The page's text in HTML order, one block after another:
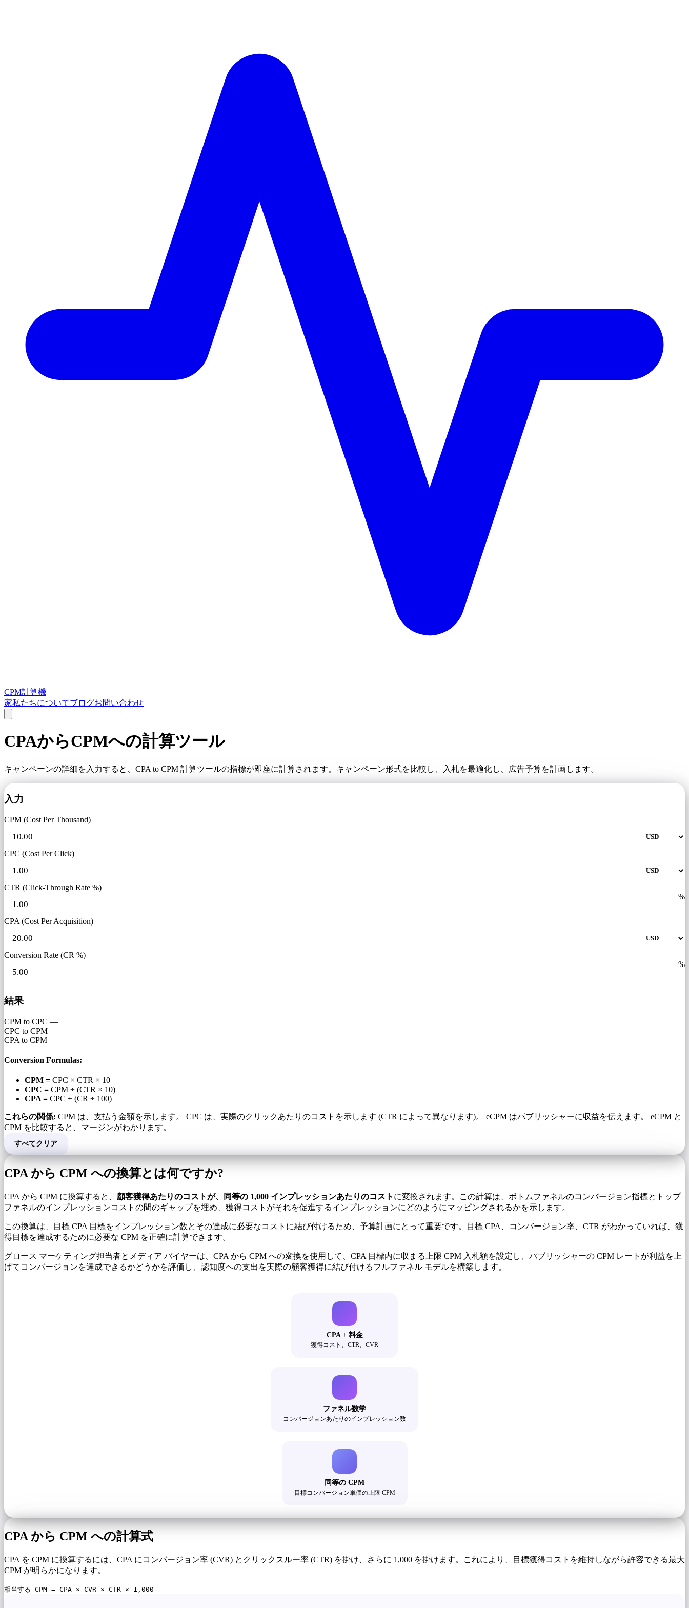
CPM計算機
家私たちについてブログお問い合わせ
CPAからCPMへの計算ツール
キャンペーンの詳細を入力すると、CPA to CPM 計算ツールの指標が即座に計算されます。キャンペーン形式を比較し、入札を最適化し、広告予算を計画します。
入力
CPM (Cost Per Thousand)
CPC (Cost Per Click)
CTR (Click-Through Rate %)
%
CPA (Cost Per Acquisition)
Conversion Rate (CR %)
%
結果
CPM to CPC —
CPC to CPM —
CPA to CPM —
Conversion Formulas:
CPM = CPC × CTR × 10
CPC = CPM ÷ (CTR × 10)
CPA = CPC ÷ (CR ÷ 100)
これらの関係: CPM は、支払う金額を示します。 CPC は、実際のクリックあたりのコストを示します (CTR によって異なります)。 eCPM はパブリッシャーに収益を伝えます。 eCPM と
CPM を比較すると、マージンがわかります。
すべてクリア
CPA から CPM への換算とは何ですか?
CPA から CPM に換算すると、 顧客獲得あたりのコストが、同等の 1,000 インプレッションあたりのコスト に変換されます。この計算は、ボトムファネルのコンバージョン指標とトップ
ファネルのインプレッションコストの間のギャップを埋め、獲得コストがそれを促進するインプレッションにどのようにマッピングされるかを示します。
この換算は、目標 CPA 目標をインプレッション数とその達成に必要なコストに結び付けるため、予算計画にとって重要です。目標 CPA、コンバージョン率、CTR がわかっていれば、獲
得目標を達成するために必要な CPM を正確に計算できます。
グロース マーケティング担当者とメディア バイヤーは、CPA から CPM への変換を使用して、CPA 目標内に収まる上限 CPM 入札額を設定し、パブリッシャーの CPM レートが利益を上
げてコンバージョンを達成できるかどうかを評価し、認知度への支出を実際の顧客獲得に結び付けるフルファネル モデルを構築します。
CPA + 料金
獲得コスト、CTR、CVR
ファネル数学
コンバージョンあたりのインプレッション数
同等の CPM
目標コンバージョン単価の上限 CPM
CPA から CPM への計算式
CPA を CPM に換算するには、CPA にコンバージョン率 (CVR) とクリックスルー率 (CTR) を掛け、さらに 1,000 を掛けます。これにより、目標獲得コストを維持しながら許容できる最大
CPM が明らかになります。
相当する CPM = CPA × CVR × CTR × 1,000